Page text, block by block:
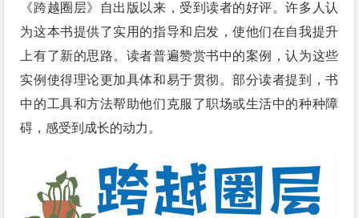
《跨越圈层》自出版以来，受到读者的好评。许多人认
为这本书提供了实用的指导和启发，使他们在自我提升
上有了新的思路。读者普遍赞赏书中的案例，认为这些
实例使得理论更加具体和易于贯彻。部分读者提到，书
中的工具和方法帮助他们克服了职场或生活中的种种障
碍，感受到成长的动力。